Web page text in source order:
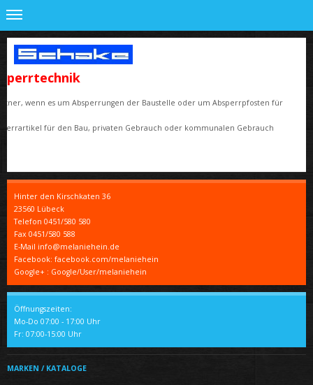
wenn es um Absperrungen der Baustelle oder um Absperrpfosten für
für den Bau, privaten Gebrauch oder kommunalen Gebrauch
Hinter den Kirschkaten 36
23560 Lübeck
Telefon 0451/580 580
Fax 0451/580 588
E-Mail info@melaniehein.de
Facebook: facebook.com/melaniehein
Google+ : Google/User/melaniehein
Öffnungszeiten:
Mo-Do 07:00 - 17:00 Uhr
Fr: 07:00-15:00 Uhr
MARKEN / KATALOGE